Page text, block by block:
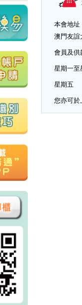
本會地址
澳門友誼
會員及供
星期一至
星期五
您亦可於